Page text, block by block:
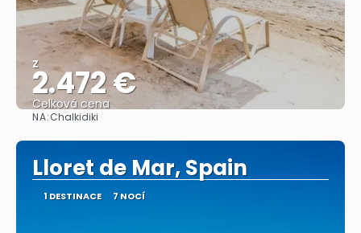
Z
2.472 €
Celková cena
NA:Chalkidiki
Lloret de Mar, Spain
1 DESTINACE 7 NOCÍ